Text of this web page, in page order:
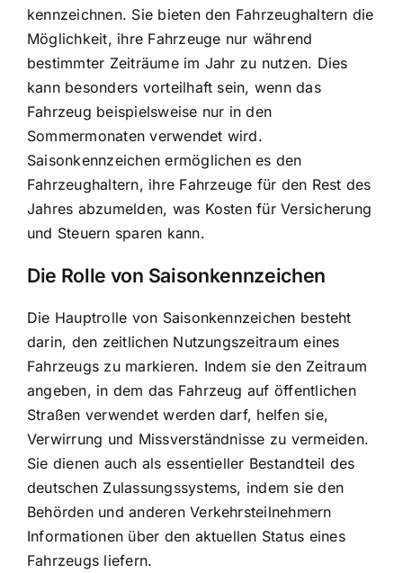
kennzeichnen. Sie bieten den Fahrzeughaltern die
Möglichkeit, ihre Fahrzeuge nur während
bestimmter Zeiträume im Jahr zu nutzen. Dies
kann besonders vorteilhaft sein, wenn das
Fahrzeug beispielsweise nur in den
Sommermonaten verwendet wird.
Saisonkennzeichen ermöglichen es den
Fahrzeughaltern, ihre Fahrzeuge für den Rest des
Jahres abzumelden, was Kosten für Versicherung
und Steuern sparen kann.
Die Rolle von Saisonkennzeichen
Die Hauptrolle von Saisonkennzeichen besteht
darin, den zeitlichen Nutzungszeitraum eines
Fahrzeugs zu markieren. Indem sie den Zeitraum
angeben, in dem das Fahrzeug auf öffentlichen
Straßen verwendet werden darf, helfen sie,
Verwirrung und Missverständnisse zu vermeiden.
Sie dienen auch als essentieller Bestandteil des
deutschen Zulassungssystems, indem sie den
Behörden und anderen Verkehrsteilnehmern
Informationen über den aktuellen Status eines
Fahrzeugs liefern.